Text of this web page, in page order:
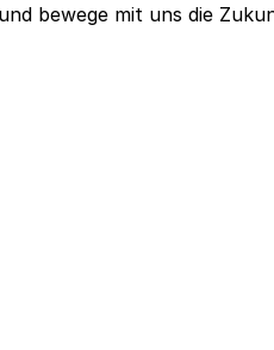
bewege mit uns die